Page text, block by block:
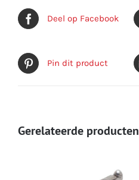
Deel op Facebook
Pin dit product
Gerelateerde producten